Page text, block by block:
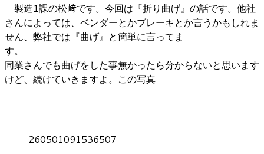
製造1課の松﨑です。今回は『折り曲げ』の話です。他社
さんによっては、ベンダーとかブレーキとか言うかもしれま
せん、弊社では『曲げ』と簡単に言ってま
す
同業さんでも曲げをした事無かったら分からないと思います
けど、続けていきますよ。この写真
260501091536507